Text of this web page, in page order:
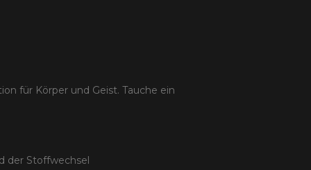
für Körper und Geist. Tauche ein
der Stoffwechsel